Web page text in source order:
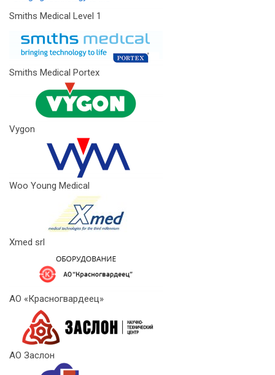
Smiths Medical Level 1
Smiths Medical Portex
Vygon
Woo Young Medical
Xmed srl
АО «Красногвардеец»
АО Заслон